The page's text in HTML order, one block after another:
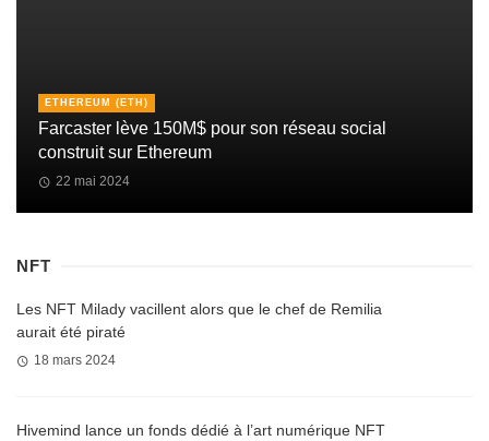
ETHEREUM (ETH)
Farcaster lève 150M$ pour son réseau social
construit sur Ethereum
22 mai 2024
NFT
Les NFT Milady vacillent alors que le chef de Remilia
aurait été piraté
18 mars 2024
Hivemind lance un fonds dédié à l’art numérique NFT